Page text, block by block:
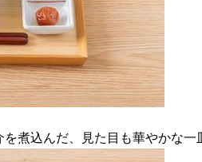
煮込んだ、見た目も華やかな